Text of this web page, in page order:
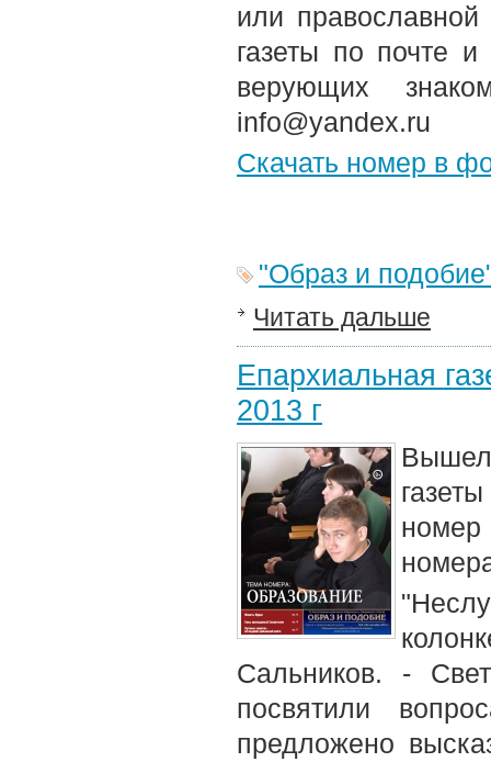
или
газеты по почте и
верующих
info@yandex.ru
Скачать номер в
"Образ и
Читать дальше
Епархиальная
2013 г
номер
Сальников. -
посвятили
предложено